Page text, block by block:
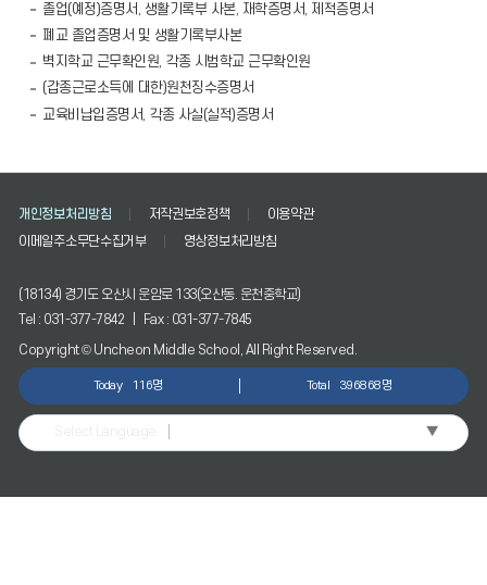
졸업(예정)증명서, 생활기록부 사본, 재학증명서, 제적증명서
폐교 졸업증명서 및 생활기록부사본
벽지학교 근무확인원, 각종 시범학교 근무확인원
(갑종근로소득에 대한)원천징수증명서
교육비납입증명서, 각종 사실(실적)증명서
개인정보처리방침 저작권보호정책
이용약관
이메일주소무단수집거부
영상정보처리방침
(18134) 경기도 오산시 운암로 133(오산동. 운천중학교)
Tel : 031-377-7842 | Fax : 031-377-7845
Copyright © Uncheon Middle School, All Right Reserved.
Today 116명 Total 396868명
▼